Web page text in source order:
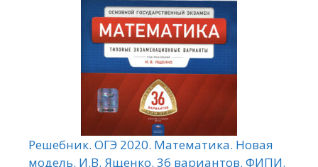
Решебник. ОГЭ 2020. Математика. Новая
модель. И.В. Ященко. 36 вариантов. ФИПИ.